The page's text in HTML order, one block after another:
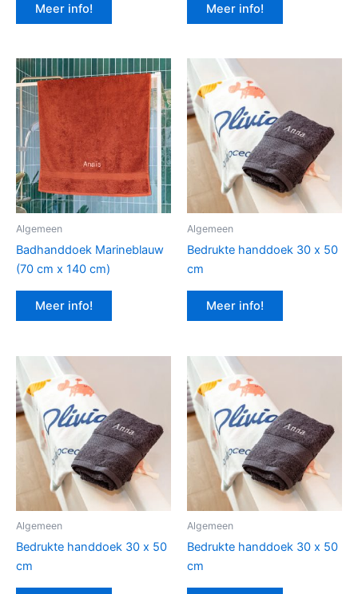
Meer info! Meer info!
Algemeen
Badhanddoek Marineblauw
(70 cm x 140 cm)
Meer info!
Algemeen
Bedrukte handdoek 30 x 50
cm
Meer info!
Algemeen
Bedrukte handdoek 30 x 50
cm
Algemeen
Bedrukte handdoek 30 x 50
cm